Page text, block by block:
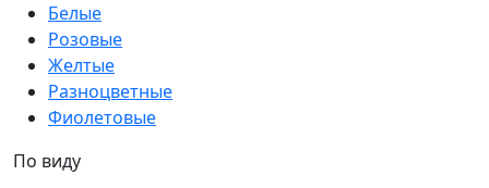
Белые
Розовые
Желтые
Разноцветные
Фиолетовые
По виду